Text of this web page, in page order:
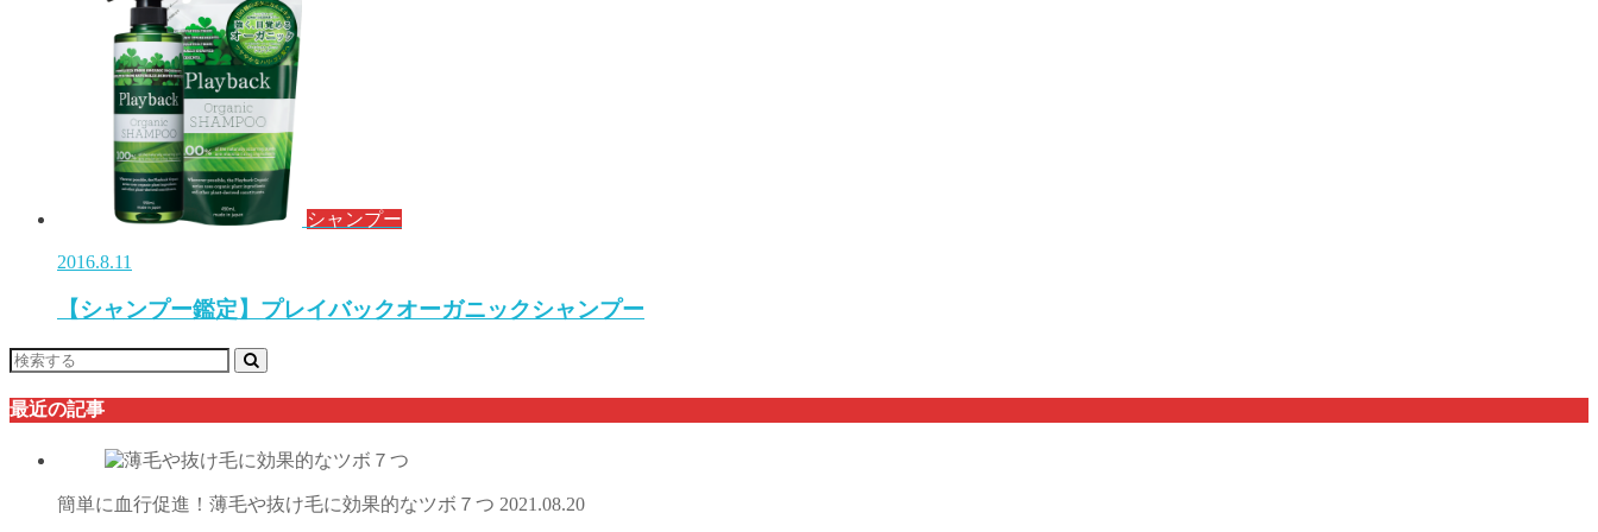
シャンプー
2016.8.11
【シャンプー鑑定】プレイバックオーガニックシャンプー
最近の記事
簡単に血行促進！薄毛や抜け毛に効果的なツボ７つ 2021.08.20